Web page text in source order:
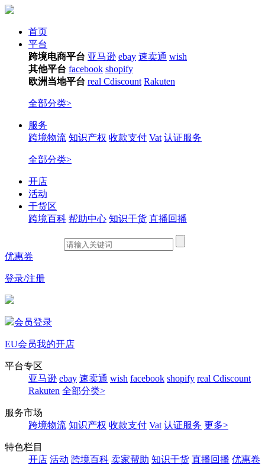
首页
平台
跨境电商平台 亚马逊 ebay 速卖通 wish
其他平台 facebook shopify
欧洲当地平台 real Cdiscount Rakuten
全部分类>
服务
跨境物流 知识产权 收款支付 Vat 认证服务
全部分类>
开店
活动
干货区
跨境百科 帮助中心 知识干货 直播回播
优惠券
登录/注册
会员登录
EU会员我的开店
平台专区
亚马逊 ebay 速卖通 wish facebook shopify real Cdiscount
Rakuten 全部分类>
服务市场
跨境物流 知识产权 收款支付 Vat 认证服务 更多>
特色栏目
开店 活动 跨境百科 卖家帮助 知识干货 直播回播 优惠卷